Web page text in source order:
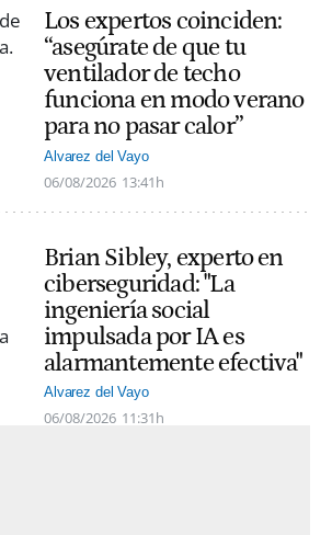
Los expertos coinciden:
“asegúrate de que tu
ventilador de techo
funciona en modo verano
para no pasar calor”
Alvarez del Vayo
06/08/2026 13:41h
Brian Sibley, experto en
ciberseguridad: "La
ingeniería social
impulsada por IA es
alarmantemente efectiva"
Alvarez del Vayo
06/08/2026 11:31h